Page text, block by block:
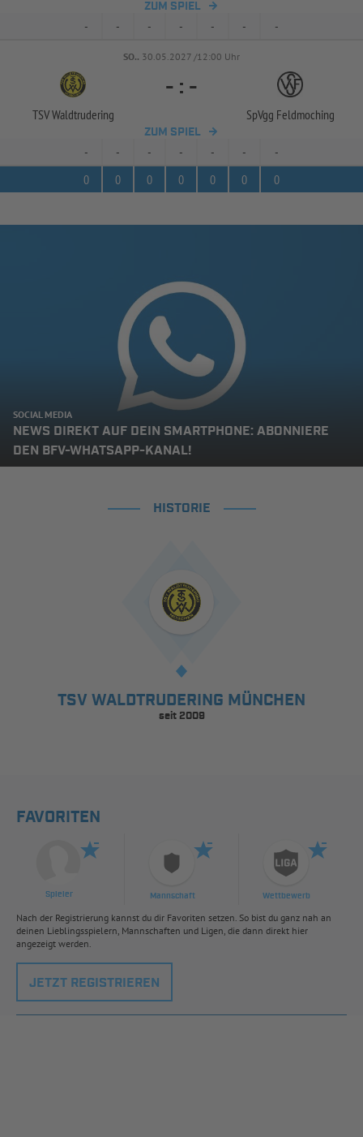
ZUM SPIEL
- - - - - - -
SO.. 30.05.2027 /12:00 Uhr
TSV Waldtrudering
- : -
SpVgg Feldmoching
ZUM SPIEL
- - - - - -
-
0
0 0 0 0 0 0
SOCIAL MEDIA
NEWS DIREKT AUF DEIN SMARTPHONE: ABONNIERE
DEN BFV-WHATSAPP-KANAL!
HISTORIE
TSV WALDTRUDERING MÜNCHEN
seit 2009
FAVORITEN
Spieler Mannschaft Wettbewerb
Nach der Registrierung kannst du dir Favoriten setzen. So bist du ganz nah an
deinen Lieblingsspielern, Mannschaften und Ligen, die dann direkt hier
angezeigt werden.
JETZT REGISTRIEREN